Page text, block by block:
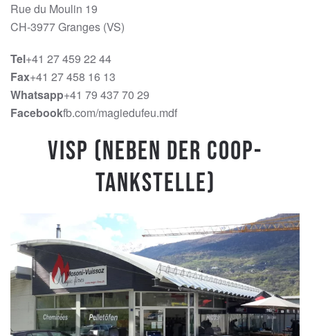
Rue du Moulin 19
CH-3977 Granges (VS)
Tel+41 27 459 22 44
Fax+41 27 458 16 13
Whatsapp+41 79 437 70 29
Facebookfb.com/magiedufeu.mdf
Visp (Neben der Coop-
Tankstelle)